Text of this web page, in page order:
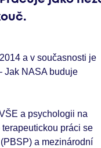
a v současnosti je
Jak NASA buduje
a psychologii na
práci se
a mezinárodní